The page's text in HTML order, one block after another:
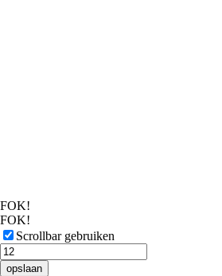
FOK!
FOK!
Scrollbar gebruiken
opslaan